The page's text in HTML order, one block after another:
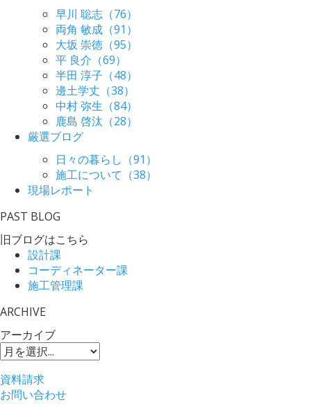
早川 聡志（76）
両角 敏成（91）
大坂 崇徳（95）
平 良介（69）
半田 淳子（48）
邊土学丈（38）
中村 弥生（84）
鹿島 啓汰（28）
厳選ブログ
日々の暮らし（91）
施工について（38）
現場レポート
PAST BLOG
旧ブログはこちら
設計課
コーディネーター課
施工管理課
ARCHIVE
アーカイブ
資料請求
お問い合わせ